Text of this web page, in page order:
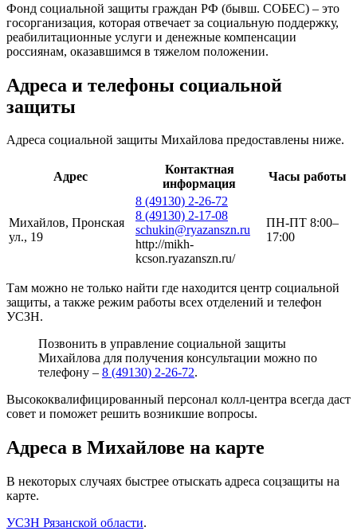
Фонд социальной защиты граждан РФ (бывш. СОБЕС) – это
госорганизация, которая отвечает за социальную поддержку,
реабилитационные услуги и денежные компенсации
россиянам, оказавшимся в тяжелом положении.
Адреса и телефоны социальной
защиты
Адреса социальной защиты Михайлова предоставлены ниже.
Адрес
Контактная
информация
Часы работы
Михайлов, Пронская
ул., 19
8 (49130) 2-26-72
8 (49130) 2-17-08
schukin@ryazanszn.ru
http://mikh-
kcson.ryazanszn.ru/
ПН-ПТ 8:00–
17:00
Там можно не только найти где находится центр социальной
защиты, а также режим работы всех отделений и телефон
УСЗН.
Позвонить в управление социальной защиты
Михайлова для получения консультации можно по
телефону – 8 (49130) 2-26-72.
Высококвалифицированный персонал колл-центра всегда даст
совет и поможет решить возникшие вопросы.
Адреса в Михайлове на карте
В некоторых случаях быстрее отыскать адреса соцзащиты на
карте.
УСЗН Рязанской области.